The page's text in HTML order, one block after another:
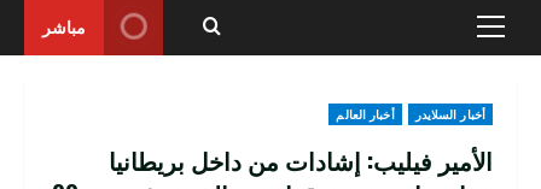
Primary
مباشر
أخبار السلايدر أخبار العالم
الأمير فيليب: إشادات من داخل بريطانيا